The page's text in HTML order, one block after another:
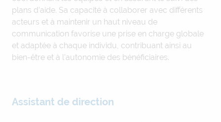
plans d’aide. Sa capacité à collaborer avec différents
acteurs et à maintenir un haut niveau de
communication favorise une prise en charge globale
et adaptée à chaque individu, contribuant ainsi au
bien-être et à l’autonomie des bénéficiaires.
Assistant de direction